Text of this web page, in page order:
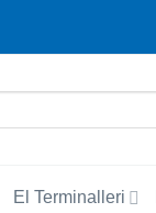
El Terminalleri